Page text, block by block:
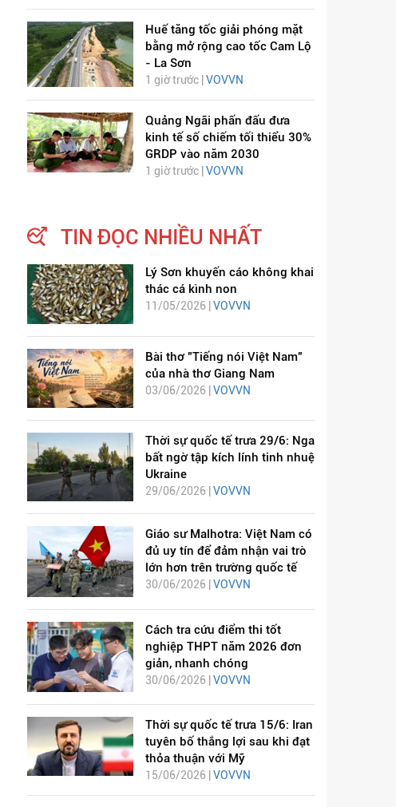
Huế tăng tốc giải phóng mặt
bằng mở rộng cao tốc Cam Lộ
- La Sơn
1 giờ trước | VOVVN
Quảng Ngãi phấn đấu đưa
kinh tế số chiếm tối thiểu 30%
GRDP vào năm 2030
1 giờ trước | VOVVN
TIN ĐỌC NHIỀU NHẤT
Lý Sơn khuyến cáo không khai
thác cá kình non
11/05/2026 | VOVVN
Bài thơ "Tiếng nói Việt Nam"
của nhà thơ Giang Nam
03/06/2026 |VOVVN
Thời sự quốc tế trưa 29/6: Nga
bất ngờ tập kích lính tinh nhuệ
Ukraine
29/06/2026 | VOVVN
Giáo sư Malhotra: Việt Nam có
đủ uy tín để đảm nhận vai trò
lớn hơn trên trường quốc tế
30/06/2026 | VOVVN
Cách tra cứu điểm thi tốt
nghiệp THPT năm 2026 đơn
giản, nhanh chóng
30/06/2026 | VOVVN
Thời sự quốc tế trưa 15/6: Iran
tuyên bố thắng lợi sau khi đạt
thỏa thuận với Mỹ
15/06/2026 | VOVVN